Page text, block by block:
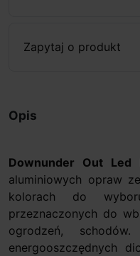
Zapytaj o produkt
Opis
Downunder Out
aluminiowych opraw
kolorach do
przeznaczonych do
ogrodzeń,
energooszczędnych